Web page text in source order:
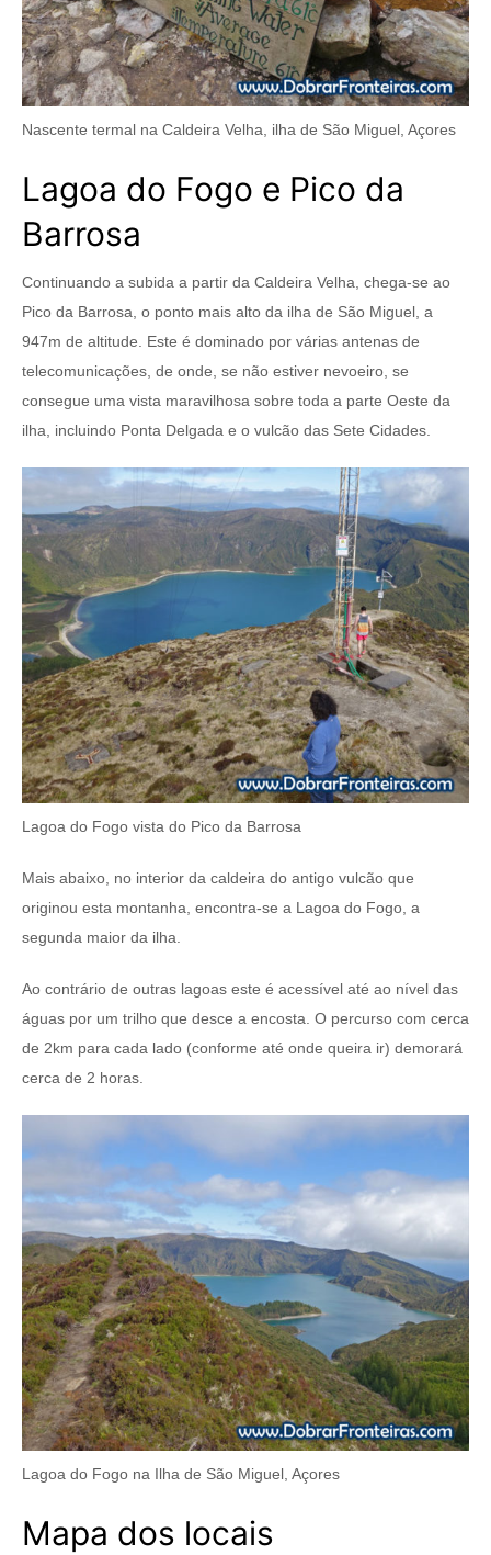
Nascente termal na Caldeira Velha, ilha de São Miguel, Açores
Lagoa do Fogo e Pico da
Barrosa
Continuando a subida a partir da Caldeira Velha, chega-se ao
Pico da Barrosa, o ponto mais alto da ilha de São Miguel, a
947m de altitude. Este é dominado por várias antenas de
telecomunicações, de onde, se não estiver nevoeiro, se
consegue uma vista maravilhosa sobre toda a parte Oeste da
ilha, incluindo Ponta Delgada e o vulcão das Sete Cidades.
Lagoa do Fogo vista do Pico da Barrosa
Mais abaixo, no interior da caldeira do antigo vulcão que
originou esta montanha, encontra-se a Lagoa do Fogo, a
segunda maior da ilha.
Ao contrário de outras lagoas este é acessível até ao nível das
águas por um trilho que desce a encosta. O percurso com cerca
de 2km para cada lado (conforme até onde queira ir) demorará
cerca de 2 horas.
Lagoa do Fogo na Ilha de São Miguel, Açores
Mapa dos locais